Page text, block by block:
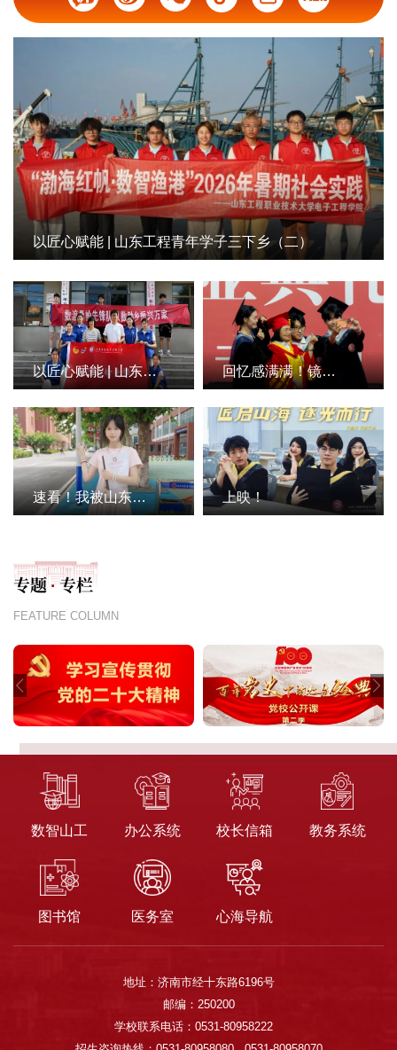
以匠心赋能 | 山东工程青年学子三下乡（二）
以匠心赋能 | 山东工程青年学子三下乡（一） 回忆感满满！镜头定格瞬间，青春永不散场，这是专属山东工程人的青春落款！
速看！我被山东工程悄悄地 “挂” 起来了 上映！
专题 ·专栏
FEATURE COLUMN
数智山工 办公系统 校长信箱 教务系统
图书馆 医务室 心海导航
地址：济南市经十东路6196号
邮编：250200
学校联系电话：0531-80958222